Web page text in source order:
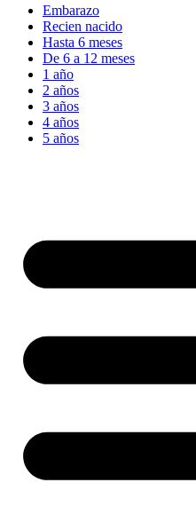
Embarazo
Recien nacido
Hasta 6 meses
De 6 a 12 meses
1 año
2 años
3 años
4 años
5 años